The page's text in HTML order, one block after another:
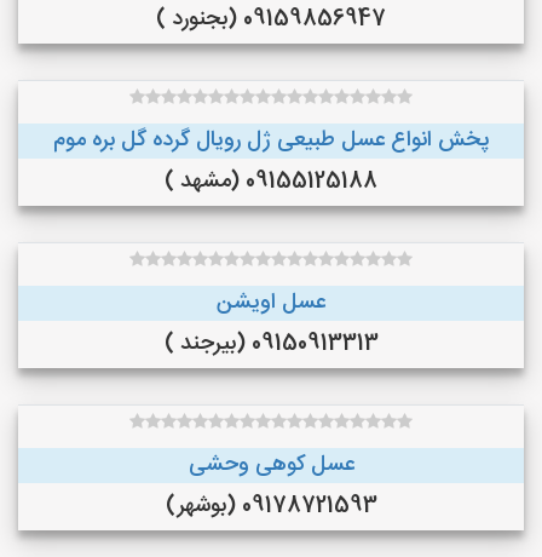
09159856947 (بجنورد )
پخش انواع عسل طبیعی ژل رویال گرده گل بره موم
09155125188 (مشهد )
عسل اویشن
09150913313 (بیرجند )
عسل کوهی وحشی
09178721593 (بوشهر)